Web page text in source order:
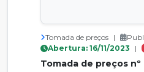
Tomada de preços |
Abertura: 16/11/2023
|
Tomada de preços nº